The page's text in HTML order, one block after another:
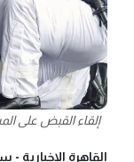
إلقاء القبض على
القاهرة الإخبارية -